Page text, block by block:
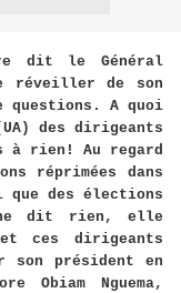
dit le Général
réveiller de son
questions. A quoi
des dirigeants
à rien! Au regard
réprimées dans
des élections
ne dit rien, elle
et ces dirigeants
son président en
Obiam Nguema,